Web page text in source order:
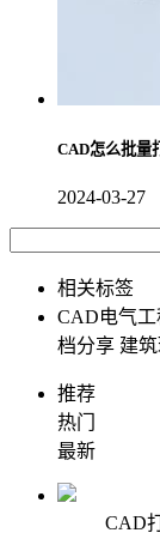
CAD怎么批量
2024-03-27
相关标签
CAD电气工
档分享 建
推荐
热门
最新
CAD